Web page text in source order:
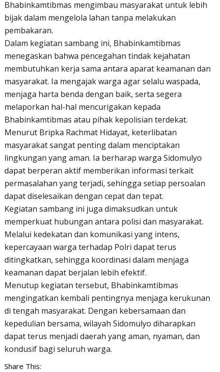
Bhabinkamtibmas mengimbau masyarakat untuk lebih
bijak dalam mengelola lahan tanpa melakukan
pembakaran.
Dalam kegiatan sambang ini, Bhabinkamtibmas
menegaskan bahwa pencegahan tindak kejahatan
membutuhkan kerja sama antara aparat keamanan dan
masyarakat. Ia mengajak warga agar selalu waspada,
menjaga harta benda dengan baik, serta segera
melaporkan hal-hal mencurigakan kepada
Bhabinkamtibmas atau pihak kepolisian terdekat.
Menurut Bripka Rachmat Hidayat, keterlibatan
masyarakat sangat penting dalam menciptakan
lingkungan yang aman. Ia berharap warga Sidomulyo
dapat berperan aktif memberikan informasi terkait
permasalahan yang terjadi, sehingga setiap persoalan
dapat diselesaikan dengan cepat dan tepat.
Kegiatan sambang ini juga dimaksudkan untuk
memperkuat hubungan antara polisi dan masyarakat.
Melalui kedekatan dan komunikasi yang intens,
kepercayaan warga terhadap Polri dapat terus
ditingkatkan, sehingga koordinasi dalam menjaga
keamanan dapat berjalan lebih efektif.
Menutup kegiatan tersebut, Bhabinkamtibmas
mengingatkan kembali pentingnya menjaga kerukunan
di tengah masyarakat. Dengan kebersamaan dan
kepedulian bersama, wilayah Sidomulyo diharapkan
dapat terus menjadi daerah yang aman, nyaman, dan
kondusif bagi seluruh warga.
Share This: